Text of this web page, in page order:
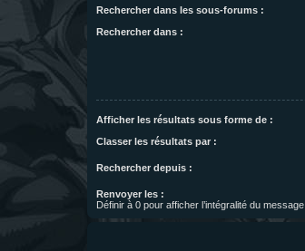
Rechercher dans les sous-forums :
Rechercher dans :
Afficher les résultats sous forme de :
Classer les résultats par :
Rechercher depuis :
Renvoyer les :
Définir à 0 pour afficher l’intégralité du message.